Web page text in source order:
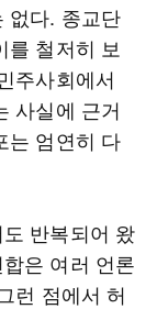
없다. 종교단
를 철저히 보
주사회에서
사실에 근거
는 엄연히 다
반복되어 왔
은 여러 언론
런 점에서 허